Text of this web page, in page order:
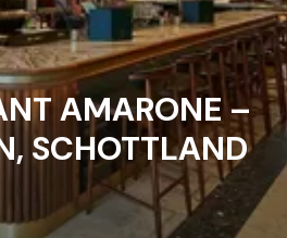
AMARONE –
SCHOTTLAND